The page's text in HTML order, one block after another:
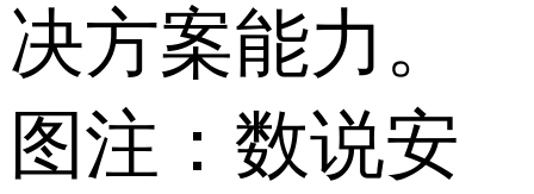
决方案能力。
图注：数说安